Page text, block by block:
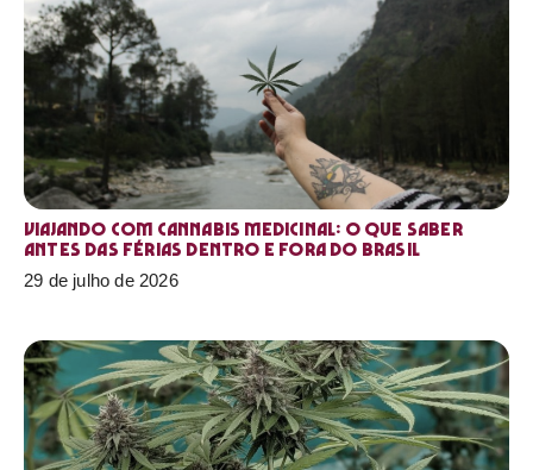
Viajando com cannabis medicinal: o que saber
antes das férias dentro e fora do Brasil
29 de julho de 2026